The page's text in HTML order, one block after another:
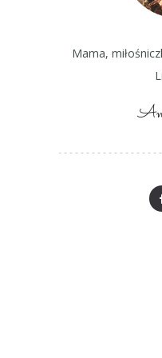
Mama,